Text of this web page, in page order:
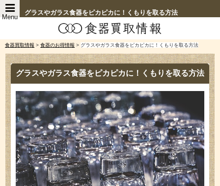
グラスやガラス食器をピカピカに！くもりを取る方法
Menu
食器買取情報 > 食器のお得情報 > グラスやガラス食器をピカピカに！くもりを取る方法
グラスやガラス食器をピカピカに！くもりを取る方法